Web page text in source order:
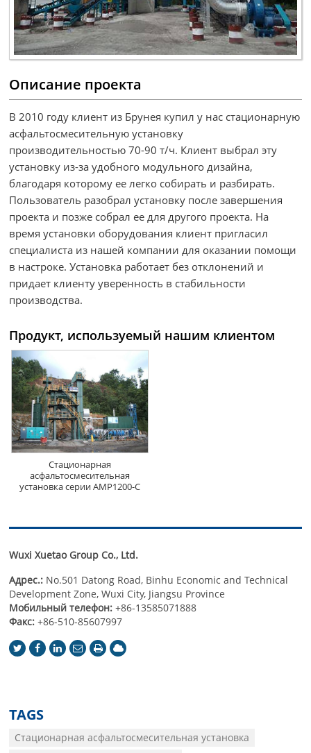
Описание проекта
В 2010 году клиент из Брунея купил у нас стационарную
асфальтосмесительную установку
производительностью 70-90 т/ч. Клиент выбрал эту
установку из-за удобного модульного дизайна,
благодаря которому ее легко собирать и разбирать.
Пользователь разобрал установку после завершения
проекта и позже собрал ее для другого проекта. На
время установки оборудования клиент пригласил
специалиста из нашей компании для оказании помощи
в настроке. Установка работает без отклонений и
придает клиенту уверенность в стабильности
производства.
Продукт, используемый нашим клиентом
Стационарная
асфальтосмесительная
установка серии АМР1200-С
Wuxi Xuetao Group Co., Ltd.
Адрес.: No.501 Datong Road, Binhu Economic and Technical
Development Zone, Wuxi City, Jiangsu Province
Мобильный телефон: +86-13585071888
Факс:+86-510-85607997
TAGS
Стационарная асфальтосмесительная установка